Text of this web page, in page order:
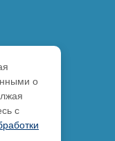
о
с